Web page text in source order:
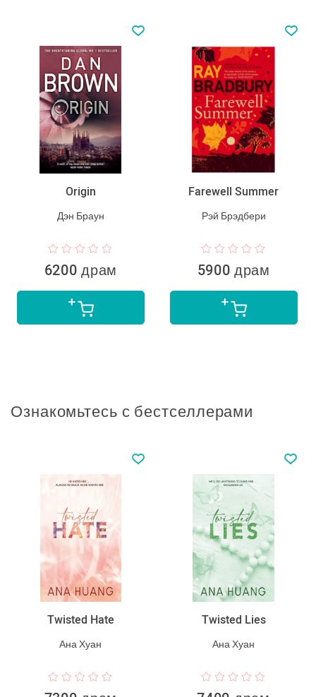
Origin
Дэн Браун
6200 драм
Farewell Summer
Рэй Брэдбери
5900 драм
Ознакомьтесь с бестселлерами
Twisted Hate
Ана Хуан
Twisted Lies
Ана Хуан